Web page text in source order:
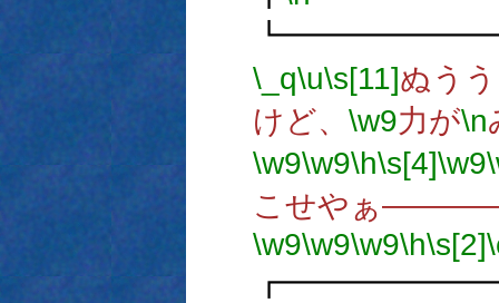
\_q\u\s[11]ぬう
けど、 \w9力が\n
\w9\w9\h\s[4]\w9
こせやぁ
\w9\w9\w9\h\s[2]